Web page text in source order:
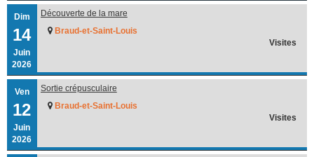
Dim
14
Juin
2026
Découverte de la mare
Braud-et-Saint-Louis
Visites
Ven
12
Juin
2026
Sortie crépusculaire
Braud-et-Saint-Louis
Visites